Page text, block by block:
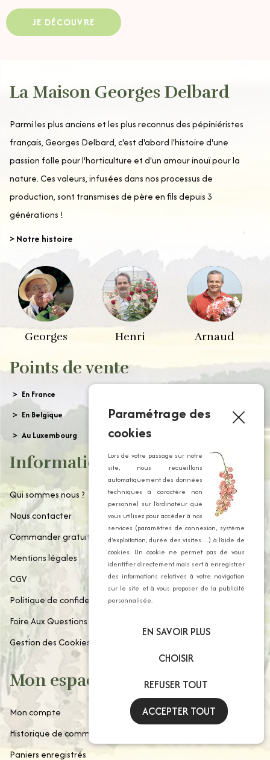
JE DÉCOUVRE
La Maison Georges Delbard
Parmi les plus anciens et les plus reconnus des pépiniéristes
français, Georges Delbard, c'est d'abord l'histoire d'une
passion folle pour l'horticulture et d'un amour inouï pour la
nature. Ces valeurs, infusées dans nos processus de
production, sont transmises de père en fils depuis 3
générations !
> Notre histoire
Georges Henri Arnaud
Points de vente
En France
En Belgique
Au Luxembourg
Informations
Qui sommes nous ?
Nous contacter
Commander gratuitement notre catalogue
Mentions légales
CGV
Politique de confidentialité
Foire Aux Questions
Gestion des Cookies
Mon espace client
Mon compte
Historique de commande
Paniers enregistrés
Paramétrage des
cookies
Lors de votre passage sur notre
site, nous recueillons
automatiquement des données
techniques à caractère non
personnel sur l’ordinateur que
vous utilisez pour accéder à nos
services (paramètres de connexion, système
d’exploitation, durée des visites…) à l’aide de
cookies. Un cookie ne permet pas de vous
identifier directement mais sert à enregistrer
des informations relatives à votre navigation
sur le site et à vous proposer de la publicité
personnalisée.
EN SAVOIR PLUS
CHOISIR
REFUSER TOUT
ACCEPTER TOUT